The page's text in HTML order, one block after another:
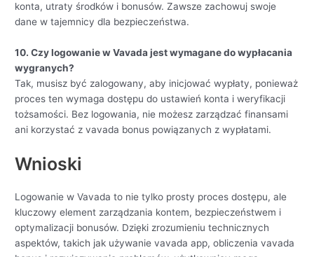
konta, utraty środków i bonusów. Zawsze zachowuj swoje
dane w tajemnicy dla bezpieczeństwa.
10. Czy logowanie w Vavada jest wymagane do wypłacania
wygranych?
Tak, musisz być zalogowany, aby inicjować wypłaty, ponieważ
proces ten wymaga dostępu do ustawień konta i weryfikacji
tożsamości. Bez logowania, nie możesz zarządzać finansami
ani korzystać z vavada bonus powiązanych z wypłatami.
Wnioski
Logowanie w Vavada to nie tylko prosty proces dostępu, ale
kluczowy element zarządzania kontem, bezpieczeństwem i
optymalizacji bonusów. Dzięki zrozumieniu technicznych
aspektów, takich jak używanie vavada app, obliczenia vavada